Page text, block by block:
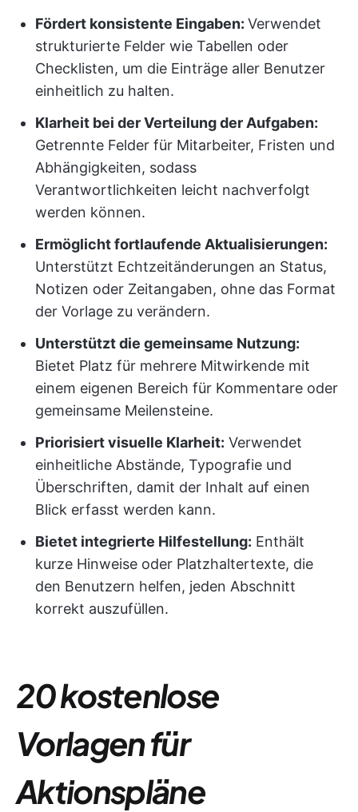
Fördert konsistente Eingaben: Verwendet
strukturierte Felder wie Tabellen oder
Checklisten, um die Einträge aller Benutzer
einheitlich zu halten.
Klarheit bei der Verteilung der Aufgaben:
Getrennte Felder für Mitarbeiter, Fristen und
Abhängigkeiten, sodass
Verantwortlichkeiten leicht nachverfolgt
werden können.
Ermöglicht fortlaufende Aktualisierungen:
Unterstützt Echtzeitänderungen an Status,
Notizen oder Zeitangaben, ohne das Format
der Vorlage zu verändern.
Unterstützt die gemeinsame Nutzung:
Bietet Platz für mehrere Mitwirkende mit
einem eigenen Bereich für Kommentare oder
gemeinsame Meilensteine.
Priorisiert visuelle Klarheit: Verwendet
einheitliche Abstände, Typografie und
Überschriften, damit der Inhalt auf einen
Blick erfasst werden kann.
Bietet integrierte Hilfestellung: Enthält
kurze Hinweise oder Platzhaltertexte, die
den Benutzern helfen, jeden Abschnitt
korrekt auszufüllen.
20 kostenlose
Vorlagen für
Aktionspläne